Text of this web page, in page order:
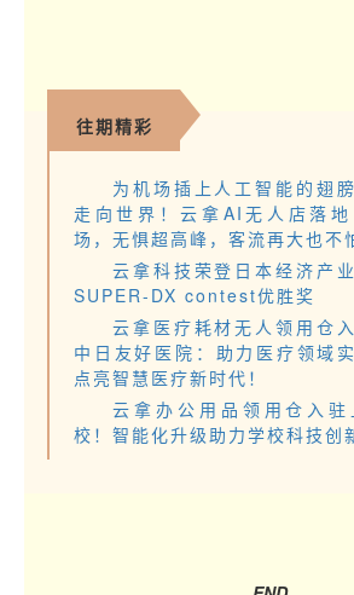
往期精彩
为机场插上人工智能的翅
走向世界！云拿AI无人店落
场，无惧超高峰，客流再大也不
云拿科技荣登日本经济产
SUPER-DX contest优胜奖
云拿医疗耗材无人领用仓
中日友好医院：助力医疗领域
点亮智慧医疗新时代！
云拿办公用品领用仓入
校！智能化升级助力学校科技创